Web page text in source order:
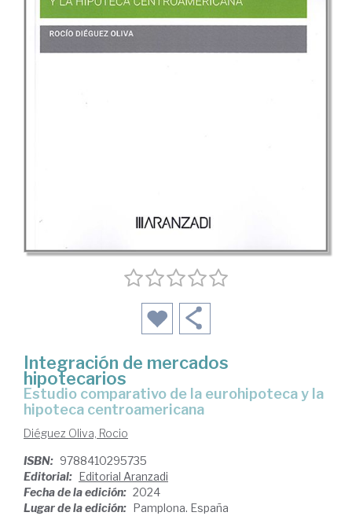
Integración de mercados
hipotecarios
Estudio comparativo de la eurohipoteca y la
hipoteca centroamericana
Diéguez Oliva, Rocio
ISBN: 9788410295735
Editorial: Editorial Aranzadi
Fecha de la edición: 2024
Lugar de la edición: Pamplona. España